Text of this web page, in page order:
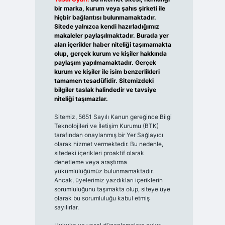
bir marka, kurum veya şahıs şirketi ile
hiçbir bağlantısı bulunmamaktadır.
Sitede yalnızca kendi hazırladığımız
makaleler paylaşılmaktadır. Burada yer
alan içerikler haber niteliği taşımamakta
olup, gerçek kurum ve kişiler hakkında
paylaşım yapılmamaktadır. Gerçek
kurum ve kişiler ile isim benzerlikleri
tamamen tesadüfidir. Sitemizdeki
bilgiler taslak halindedir ve tavsiye
niteliği taşımazlar.
Sitemiz, 5651 Sayılı Kanun gereğince Bilgi
Teknolojileri ve İletişim Kurumu (BTK)
tarafından onaylanmış bir Yer Sağlayıcı
olarak hizmet vermektedir. Bu nedenle,
sitedeki içerikleri proaktif olarak
denetleme veya araştırma
yükümlülüğümüz bulunmamaktadır.
Ancak, üyelerimiz yazdıkları içeriklerin
sorumluluğunu taşımakta olup, siteye üye
olarak bu sorumluluğu kabul etmiş
sayılırlar.